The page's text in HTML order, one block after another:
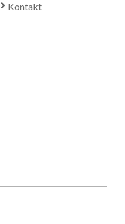
Kontakt